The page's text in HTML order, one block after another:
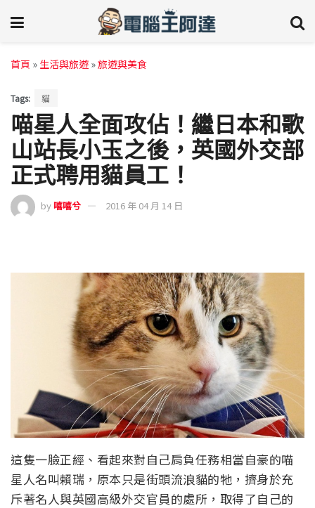
首頁 » 生活與旅遊 »旅遊與美食
Tags: 貓
喵星人全面攻佔！繼日本和歌
山站長小玉之後，英國外交部
正式聘用貓員工！
by嘻嘻兮 2016 年 04 月 14 日
這隻一臉正經、看起來對自己肩負任務相當自豪的喵
星人名叫賴瑞，原本只是街頭流浪貓的牠，擠身於充
斥著名人與英國高級外交官員的處所，取得了自己的